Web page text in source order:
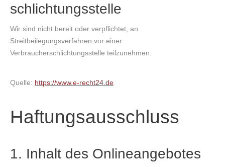
schlichtungs­stelle
Wir sind nicht bereit oder verpflichtet, an
Streitbeilegungsverfahren vor einer
Verbraucherschlichtungsstelle teilzunehmen.
Quelle: https://www.e-recht24.de
Haftungsausschluss
1. Inhalt des Onlineangebotes